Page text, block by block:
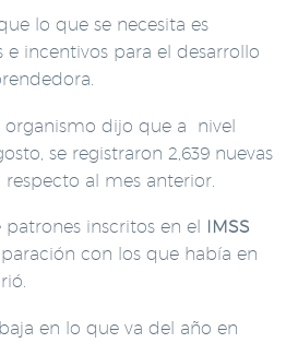
lo que se necesita es
e incentivos para el desarrollo
organismo dijo que a nivel
se registraron 2,639 nuevas
respecto al mes anterior.
inscritos en el IMSS
con los que había en
en lo que va del año en